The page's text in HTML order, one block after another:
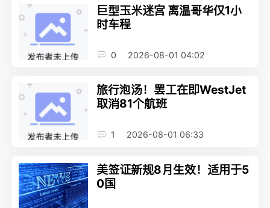
巨型玉米迷宫 离温哥华仅1小
时车程
0 2026-08-01 04:02
旅行泡汤！罢工在即WestJet
取消81个航班
1 2026-08-01 06:33
美签证新规8月生效！适用于5
0国